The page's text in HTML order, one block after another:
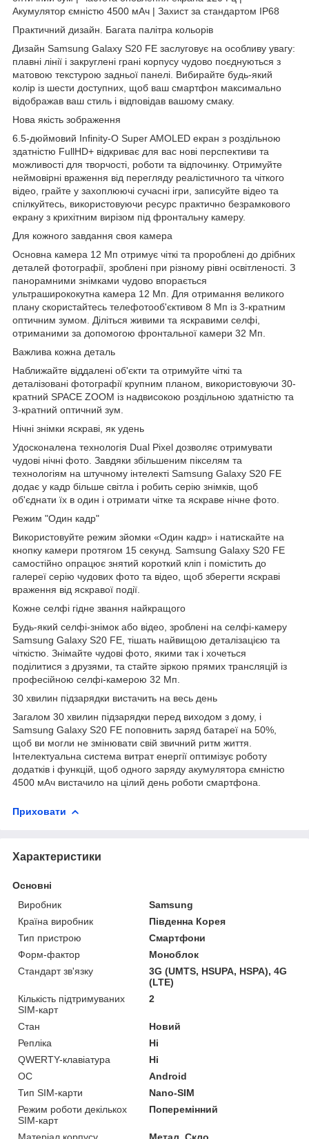
Акумулятор ємністю 4500 мАч | Захист за стандартом IP68
Практичний дизайн. Багата палітра кольорів
Дизайн Samsung Galaxy S20 FE заслуговує на особливу увагу:
плавні лінії і закруглені грані корпусу чудово поєднуються з
матовою текстурою задньої панелі. Вибирайте будь-який
колір із шести доступних, щоб ваш смартфон максимально
відображав ваш стиль і відповідав вашому смаку.
Нова якість зображення
6.5-дюймовий Infinity-O Super AMOLED екран з роздільною
здатністю FullHD+ відкриває для вас нові перспективи та
можливості для творчості, роботи та відпочинку. Отримуйте
неймовірні враження від перегляду реалістичного та чіткого
відео, грайте у захоплюючі сучасні ігри, записуйте відео та
спілкуйтесь, використовуючи ресурс практично безрамкового
екрану з крихітним вирізом під фронтальну камеру.
Для кожного завдання своя камера
Основна камера 12 Мп отримує чіткі та пророблені до дрібних
деталей фотографії, зроблені при різному рівні освітленості. З
панорамними знімками чудово впорається
ультраширококутна камера 12 Мп. Для отримання великого
плану скористайтесь телефотооб'єктивом 8 Мп із 3-кратним
оптичним зумом. Діліться живими та яскравими селфі,
отриманими за допомогою фронтальної камери 32 Мп.
Важлива кожна деталь
Наближайте віддалені об'єкти та отримуйте чіткі та
деталізовані фотографії крупним планом, використовуючи 30-
кратний SPACE ZOOM із надвисокою роздільною здатністю та
3-кратний оптичний зум.
Нічні знімки яскраві, як удень
Удосконалена технологія Dual Pixel дозволяє отримувати
чудові нічні фото. Завдяки збільшеним пікселям та
технологіям на штучному інтелекті Samsung Galaxy S20 FE
додає у кадр більше світла і робить серію знімків, щоб
об'єднати їх в один і отримати чітке та яскраве нічне фото.
Режим "Один кадр"
Використовуйте режим зйомки «Один кадр» і натискайте на
кнопку камери протягом 15 секунд. Samsung Galaxy S20 FE
самостійно опрацює знятий короткий кліп і помістить до
галереї серію чудових фото та відео, щоб зберегти яскраві
враження від яскравої події.
Кожне селфі гідне звання найкращого
Будь-який селфі-знімок або відео, зроблені на селфі-камеру
Samsung Galaxy S20 FE, тішать найвищою деталізацією та
чіткістю. Знімайте чудові фото, якими так і хочеться
поділитися з друзями, та стайте зіркою прямих трансляцій із
професійною селфі-камерою 32 Мп.
30 хвилин підзарядки вистачить на весь день
Загалом 30 хвилин підзарядки перед виходом з дому, і
Samsung Galaxy S20 FE поповнить заряд батареї на 50%,
щоб ви могли не змінювати свій звичний ритм життя.
Інтелектуальна система витрат енергії оптимізує роботу
додатків і функцій, щоб одного заряду акумулятора ємністю
4500 мАч вистачило на цілий день роботи смартфона.
Приховати
Характеристики
Основні
Виробник
Samsung
Країна виробник
Південна Корея
Тип пристрою
Смартфони
Форм-фактор
Моноблок
Стандарт зв'язку
3G (UMTS, HSUPA, HSPA), 4G
(LTE)
Кількість підтримуваних
SIM-карт
2
Стан
Новий
Репліка
Ні
QWERTY-клавіатура
Ні
ОС
Android
Тип SIM-карти
Nano-SIM
Режим роботи декількох
SIM-карт
Поперемінний
Матеріал корпусу Метал, Скло